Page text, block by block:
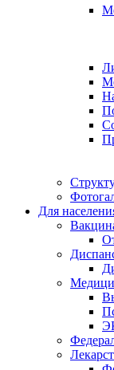
Для